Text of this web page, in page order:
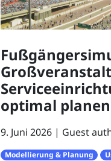
optimal planen
9. Juni 2026 Guest
Modellierung & Planung